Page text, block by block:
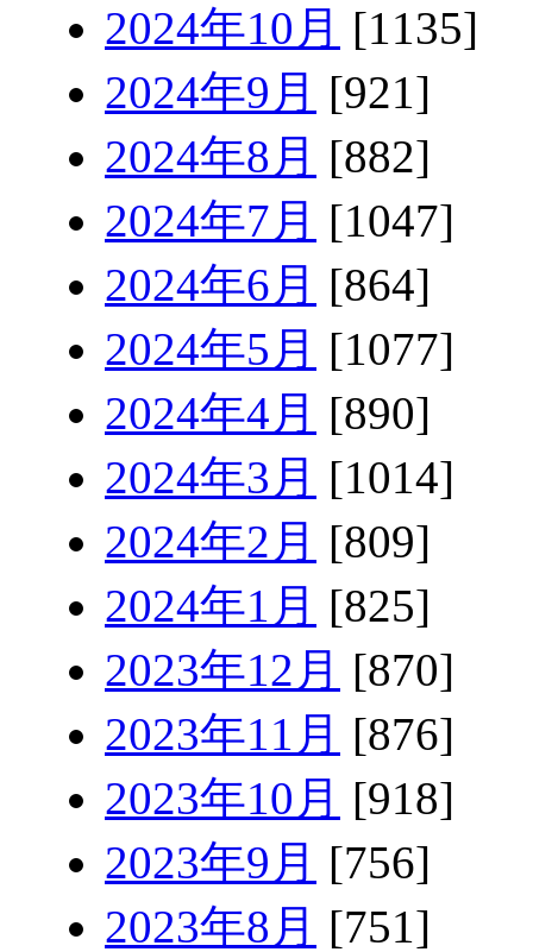
2024年10月 [1135]
2024年9月 [921]
2024年8月 [882]
2024年7月 [1047]
2024年6月 [864]
2024年5月 [1077]
2024年4月 [890]
2024年3月 [1014]
2024年2月 [809]
2024年1月 [825]
2023年12月 [870]
2023年11月 [876]
2023年10月 [918]
2023年9月 [756]
2023年8月 [751]